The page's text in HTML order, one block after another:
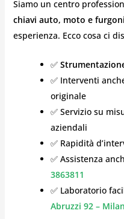
Siamo un centro
chiavi auto, moto e furgoni
esperienza. Ecco cosa ci
✅
✅ Interventi
originale
✅ Servizio su
aziendali
✅ Rapidità
✅ Assistenza
3863811
✅ Laboratorio
Abruzzi 92 –